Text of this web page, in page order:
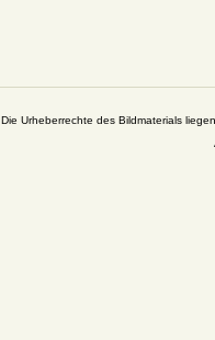
Die Urheberrechte des Bildmaterials